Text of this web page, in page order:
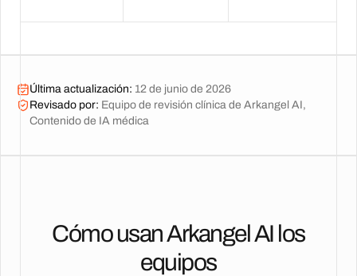
Última actualización: 12 de junio de 2026
Revisado por: Equipo de revisión clínica de Arkangel AI,
Contenido de IA médica
Cómo usan Arkangel AI los
equipos